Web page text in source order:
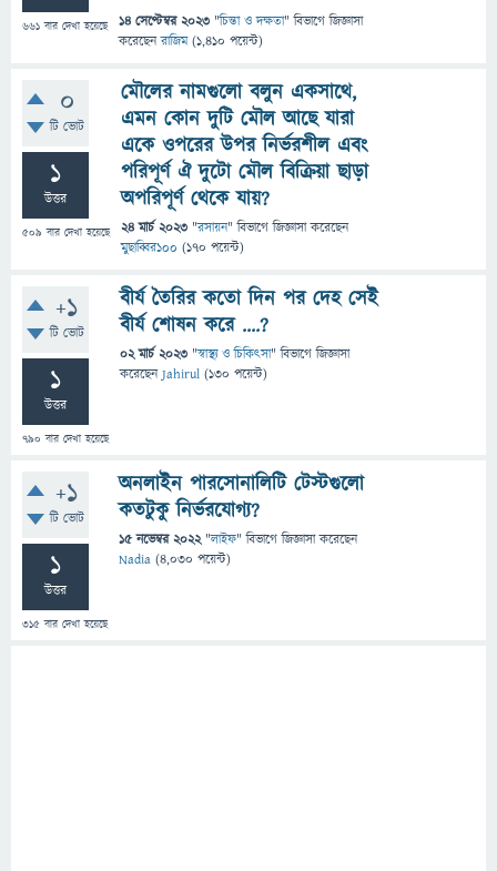
661 বার দেখা হয়েছে 14 সেপ্টেম্বর 2023 "চিন্তা ও দক্ষতা" বিভাগে জিজ্ঞাসা
করেছেনরাজিম (1,410 পয়েন্ট)
0
টি ভোট
1
উত্তর
509 বার দেখা হয়েছে
মৌলের নামগুলো বলুন একসাথে,
এমন কোন দুটি মৌল আছে যারা
একে ওপরের উপর নির্ভরশীল এবং
পরিপূর্ণ ঐ দুটো মৌল বিক্রিয়া ছাড়া
অপরিপূর্ণ থেকে যায়?
24 মার্চ 2023 "রসায়ন" বিভাগে জিজ্ঞাসাকরেছেন
মুছাব্বির১০০ (170 পয়েন্ট)
+1
টি ভোট
1
উত্তর
790 বার দেখা হয়েছে
বীর্য তৈরির কতো দিন পর দেহ সেই
বীর্য শোষন করে ....?
02 মার্চ 2023 "স্বাস্থ্য ও চিকিৎসা" বিভাগে জিজ্ঞাসা
করেছেনJahirul (130 পয়েন্ট)
+1
টি ভোট
1
উত্তর
315 বার দেখা হয়েছে
অনলাইন পারসোনালিটি টেস্টগুলো
কতটুকু নির্ভরযোগ্য?
15 নভেম্বর 2022 "লাইফ" বিভাগে জিজ্ঞাসাকরেছেন
Nadia (4,030 পয়েন্ট)